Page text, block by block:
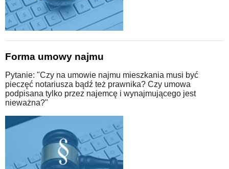
Forma umowy najmu
Pytanie: "Czy na umowie najmu mieszkania musi być
pieczęć notariusza bądź też prawnika? Czy umowa
podpisana tylko przez najemcę i wynajmującego jest
nieważna?"